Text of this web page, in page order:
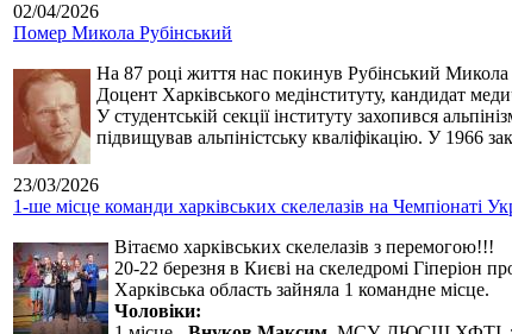
02/04/2026
Помер Микола Рубінський
На 87 році життя нас покинув Рубінський Микола
Доцент Харківського медінституту, кандидат
У студентській секції інституту захопився
підвищував альпіністську кваліфікацію. У 1966
23/03/2026
1-ше місце команди харківських скелелазів на Чемпіонаті
Вітаємо харківських скелелазів з перемогою!!!
20-22 березня в Києві на скеледромі Гіперіон
Харківська область зайняла 1 командне місце.
Чоловіки: